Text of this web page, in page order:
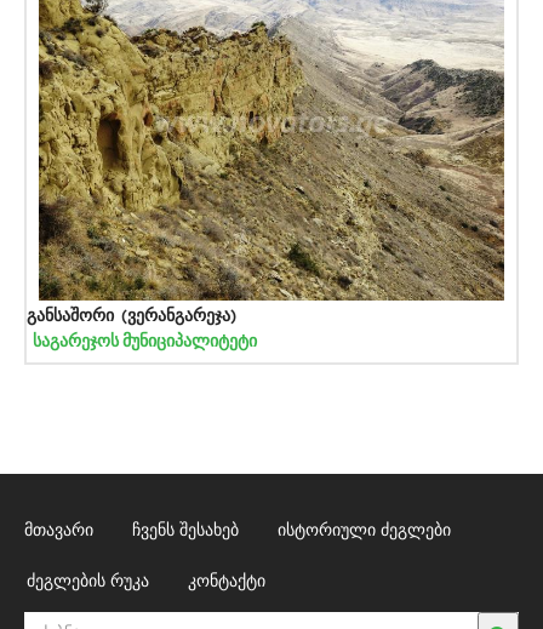
განსაშორი (ვერანგარეჯა)
საგარეჯოს მუნიციპალიტეტი
მთავარი ჩვენს შესახებ ისტორიული ძეგლები
ძეგლების რუკა კონტაქტი